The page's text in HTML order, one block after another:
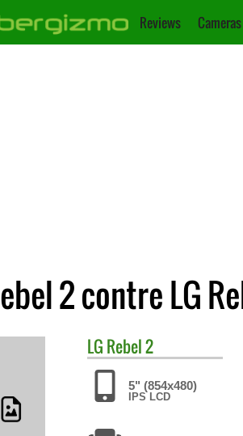
Reviews
2 contre LG
LG Rebel 2
5" (854x480)
IPS LCD